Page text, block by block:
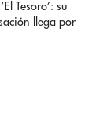
Tesoro’: su
llega por